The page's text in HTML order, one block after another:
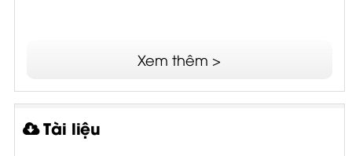
Tài liệu